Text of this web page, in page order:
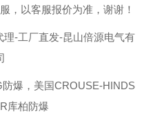
，以客服报价为准，谢谢！
理-工厂直发-昆山倍源电气有
爆，美国CROUSE-HINDS
库柏防爆